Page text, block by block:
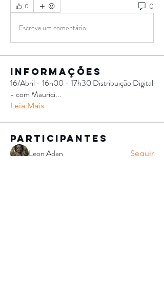
0 0
Escreva um comentário
Informações
16/Abril - 16h00 - 17h30 Distribuição Digital
- com Maurici...
Leia Mais
Participantes
Leon Adan
Seguir